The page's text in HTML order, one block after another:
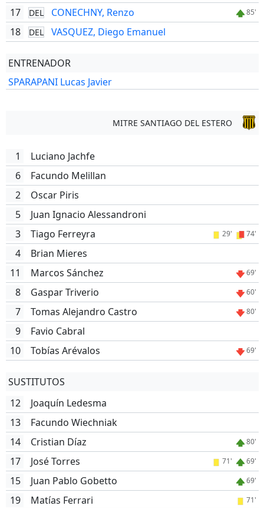
17 DEL CONECHNY, Renzo 85'
18 DEL VASQUEZ, Diego Emanuel
ENTRENADOR
SPARAPANI Lucas Javier
MITRE SANTIAGO DEL ESTERO
1
Luciano Jachfe
6
Facundo Melillan
2
Oscar Piris
5
Juan Ignacio Alessandroni
3
Tiago Ferreyra 29' 74'
4
Brian Mieres
11
Marcos Sánchez 69'
8 Gaspar Triverio 60'
7 Tomas Alejandro Castro 80'
9
Favio Cabral
10
Tobías Arévalos 69'
SUSTITUTOS
12
Joaquín Ledesma
13
Facundo Wiechniak
14
Cristian Díaz 80'
17 José Torres 71' 69'
15 Juan Pablo Gobetto 69'
19 Matías Ferrari 71'